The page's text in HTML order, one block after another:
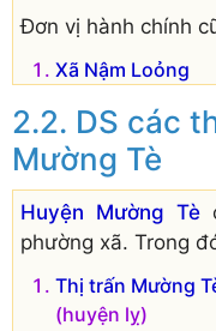
Đơn vị hành chính
Xã Nậm Loỏng
DS các
Mường Tè
Huyện Mường Tè
phường xã. Trong
Thị trấn Mường
(huyện lỵ)